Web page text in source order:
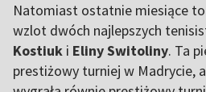
Natomiast ostatnie miesiące
wzlot dwóch najlepszych
Kostiuk i Eliny Switoliny. Ta
prestiżowy turniej w Madrycie,